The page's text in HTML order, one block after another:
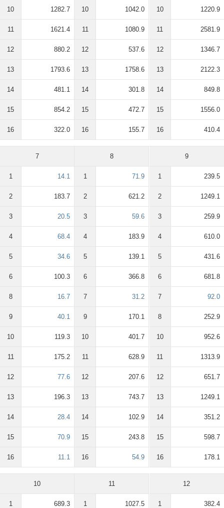
10 1282.7
11 1621.4
12 880.2
13 1793.6
14 481.1
15 854.2
16 322.0
10 1042.0
11 1080.9
12 537.6
13 1758.6
14 301.8
15 472.7
16 155.7
10 1220.9
11 2581.9
12 1346.7
13 2122.3
14 849.8
15 1556.0
16 410.4
7
1 14.1
2 183.7
3 20.5
4 68.4
5 34.6
6 100.3
8 16.7
9 40.1
10 119.3
11 175.2
12 77.6
13 196.3
14 28.4
15 70.9
16 11.1
8
1 71.9
2 621.2
3 59.6
4 183.9
5 139.1
6 366.8
7 31.2
9 170.1
10 401.7
11 628.9
12 207.6
13 743.7
14 102.9
15 243.8
16 54.9
9
1 239.5
2 1249.1
3 259.9
4 610.0
5 431.6
6 681.8
7 92.0
8 252.9
10 952.6
11 1313.9
12 651.7
13 1249.1
14 351.2
15 598.7
16 178.1
10
1 689.3
11
1 1027.5
12
1 382.4